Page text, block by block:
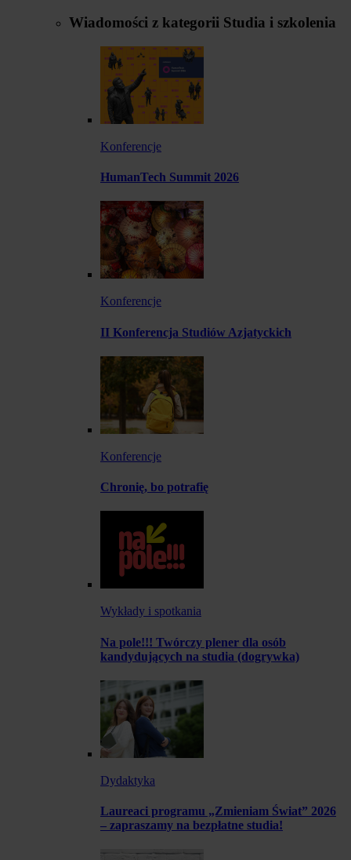
Wiadomości z kategorii Studia i szkolenia
Konferencje
HumanTech Summit 2026
Konferencje
II Konferencja Studiów Azjatyckich
Konferencje
Chronię, bo potrafię
Wykłady i spotkania
Na pole!!! Twórczy plener dla osób
kandydujących na studia (dogrywka)
Dydaktyka
Laureaci programu „Zmieniam Świat” 2026
– zapraszamy na bezpłatne studia!